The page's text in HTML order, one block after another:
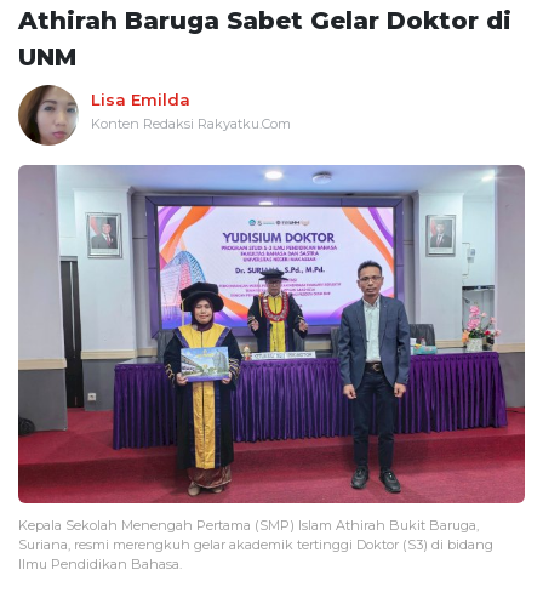
Athirah Baruga Sabet Gelar Doktor di
UNM
Lisa Emilda
Konten Redaksi Rakyatku.Com
Kepala Sekolah Menengah Pertama (SMP) Islam Athirah Bukit Baruga,
Suriana, resmi merengkuh gelar akademik tertinggi Doktor (S3) di bidang
Ilmu Pendidikan Bahasa.